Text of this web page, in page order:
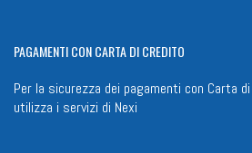
PAGAMENTICON CARTA DI CREDITO
Per la sicurezza dei pagamenti con Carta
utilizza i servizi di Nexi